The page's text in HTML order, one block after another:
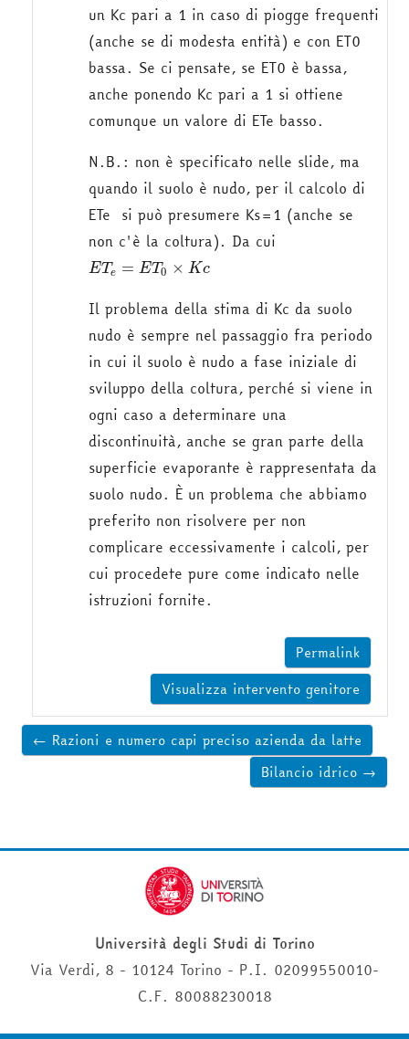
un Kc pari a 1 in caso di piogge frequenti
(anche se di modesta entità) e con ET0
bassa. Se ci pensate, se ET0 è bassa,
anche ponendo Kc pari a 1 si ottiene
comunque un valore di ETe basso.
N.B.: non è specificato nelle slide, ma
quando il suolo è nudo, per il calcolo di
ETe si può presumere Ks=1 (anche se
non c'è la coltura). Da cui
ETe = ET0 × Kc
ETe=ET0×K c
Il problema della stima di Kc da suolo
nudo è sempre nel passaggio fra periodo
in cui il suolo è nudo a fase iniziale di
sviluppo della coltura, perché si viene in
ogni caso a determinare una
discontinuità, anche se gran parte della
superficie evaporante è rappresentata da
suolo nudo. È un problema che abbiamo
preferito non risolvere per non
complicare eccessivamente i calcoli, per
cui procedete pure come indicato nelle
istruzioni fornite.
Permalink
Visualizza intervento genitore
← Razioni e numero capi preciso azienda da latte
Bilancio idrico →
Università degli Studi di Torino
Via Verdi, 8 - 10124 Torino - P.I. 02099550010-
C.F. 80088230018